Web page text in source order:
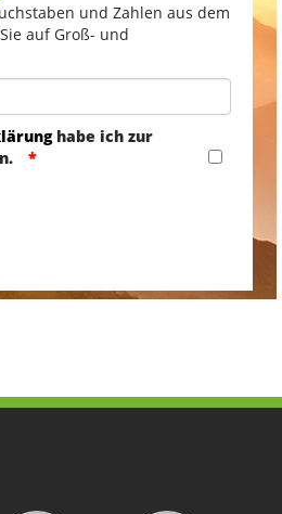
und Zahlen aus dem
auf Groß- und
habe ich zur